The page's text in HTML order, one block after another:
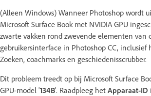
(Alleen Windows) Wanneer Photoshop wordt
Microsoft Surface Book met NVIDIA GPU
zwarte vakken rond zwevende elementen van
gebruikersinterface in Photoshop CC, inclusief
Zoeken, coachmarks en geschiedenisscrubber.
Dit probleem treedt op bij Microsoft Surface
GPU-model '134B'. Raadpleeg het Apparaat-ID